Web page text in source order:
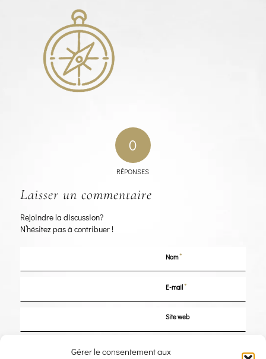
Gérer le consentement aux
0
RÉPONSES
Laisser un commentaire
Rejoindre la discussion?
N’hésitez pas à contribuer !
Nom*
E-mail*
Site web
Enregistrer mon nom, mon e-mail et mon site dans le navigateur pour mon
prochain commentaire.